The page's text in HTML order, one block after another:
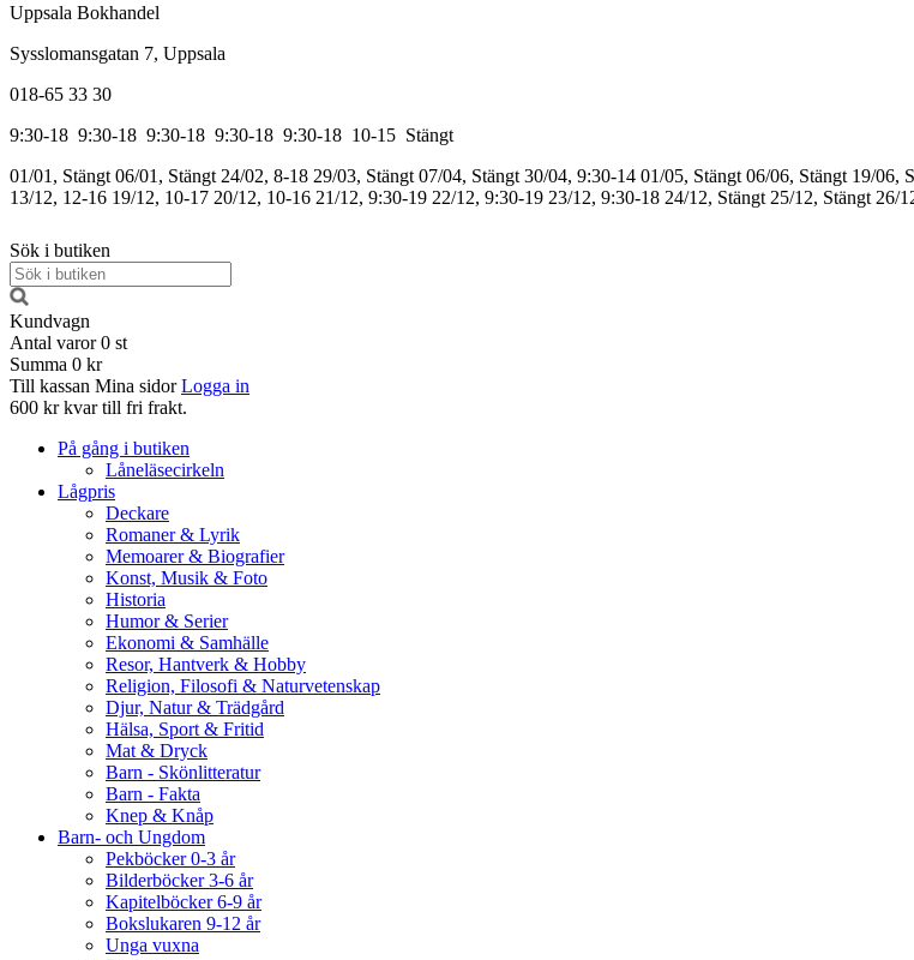
Uppsala Bokhandel
Sysslomansgatan 7, Uppsala
018-65 33 30
9:30-18 9:30-18 9:30-18 9:30-18 9:30-18 10-15 Stängt
01/01, Stängt 06/01, Stängt 24/02, 8-18 29/03, Stängt 07/04, Stängt 30/04, 9:30-14 01/05, Stängt 06/06, Stängt 19/06,
13/12, 12-16 19/12, 10-17 20/12, 10-16 21/12, 9:30-19 22/12, 9:30-19 23/12, 9:30-18 24/12, Stängt 25/12, Stängt 26/
Sök i butiken
Kundvagn
Antal varor 0 st
Summa 0 kr
Till kassan Mina sidor Logga in
600 kr kvar till fri frakt.
På gång i butiken
Låneläsecirkeln
Lågpris
Deckare
Romaner & Lyrik
Memoarer & Biografier
Konst, Musik & Foto
Historia
Humor & Serier
Ekonomi & Samhälle
Resor, Hantverk & Hobby
Religion, Filosofi & Naturvetenskap
Djur, Natur & Trädgård
Hälsa, Sport & Fritid
Mat & Dryck
Barn - Skönlitteratur
Barn - Fakta
Knep & Knåp
Barn- och Ungdom
Pekböcker 0-3 år
Bilderböcker 3-6 år
Kapitelböcker 6-9 år
Bokslukaren 9-12 år
Unga vuxna